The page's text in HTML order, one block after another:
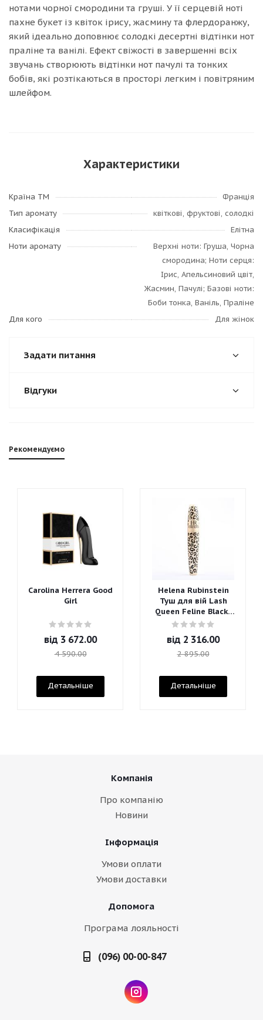
нотами чорної смородини та груші. У її серцевій ноті
пахне букет із квіток ірису, жасмину та флердоранжу,
який ідеально доповнює солодкі десертні відтінки нот
праліне та ванілі. Ефект свіжості в завершенні всіх
звучань створюють відтінки нот пачулі та тонких
бобів, які розтікаються в просторі легким і повітряним
шлейфом.
Характеристики
Країна ТМ
Франція
Тип аромату
квіткові, фруктові, солодкі
Класифікація
Елітна
Ноти аромату
Верхні ноти: Груша, Чорна
смородина; Ноти серця:
Ірис, Апельсиновий цвіт,
Жасмин, Пачулі; Базові ноти:
Боби тонка, Ваніль, Праліне
Для кого
Для жінок
Задати питання
Відгуки
Рекомендуємо
Carolina Herrera Good
Girl
від 3 672.00
4 590.00
Детальніше
Helena Rubinstein
Туш для вій Lash
Queen Feline Blacks
Mascara
від 2 316.00
2 895.00
Детальніше
Компанія
Про компанію
Новини
Інформація
Умови оплати
Умови доставки
Допомога
Програма лояльності
(096) 00-00-847